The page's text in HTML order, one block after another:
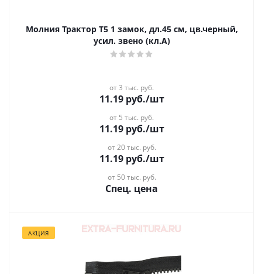
Молния Трактор Т5 1 замок, дл.45 см, цв.черный,
усил. звено (кл.А)
от 3 тыс. руб.
11.19руб./шт
от 5 тыс. руб.
11.19руб./шт
от 20 тыс. руб.
11.19руб./шт
от 50 тыс. руб.
Спец. цена
АКЦИЯ